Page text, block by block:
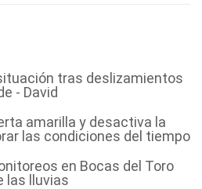
tras deslizamientos
- David
amarilla y desactiva la
las condiciones del tiempo
en Bocas del Toro
las lluvias